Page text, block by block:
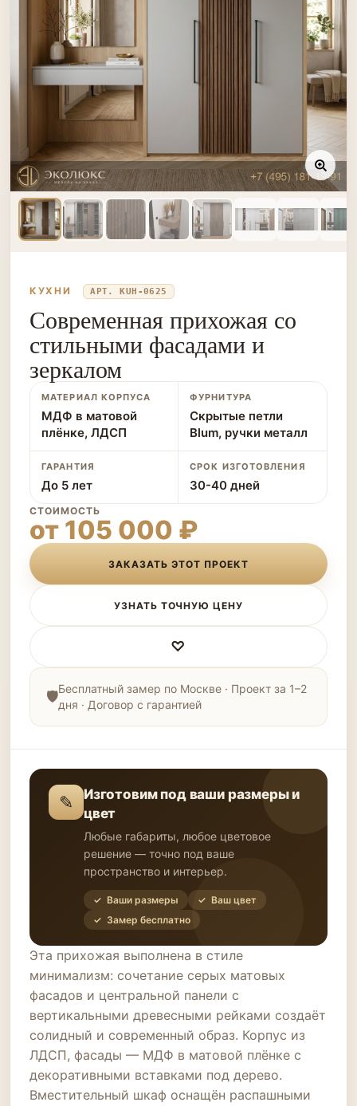
КУХНИ АРТ. KUH-0625
Современная прихожая со
стильными фасадами и
зеркалом
МАТЕРИАЛ КОРПУСА
МДФ в матовой
плёнке, ЛДСП
ФУРНИТУРА
Скрытые петли
Blum, ручки металл
ГАРАНТИЯ
До 5 лет
СРОК ИЗГОТОВЛЕНИЯ
30-40 дней
СТОИМОСТЬ
от 105 000 ₽
ЗАКАЗАТЬ ЭТОТ ПРОЕКТ
УЗНАТЬ ТОЧНУЮ ЦЕНУ
♡
Бесплатный замер по Москве · Проект за 1–2
дня · Договор с гарантией
✎
Изготовим под ваши размеры и
цвет
Любые габариты, любое цветовое
решение — точно под ваше
пространство и интерьер.
✓ Ваши размеры
✓ Ваш цвет
✓ Замер бесплатно
Эта прихожая выполнена в стиле
минимализм: сочетание серых матовых
фасадов и центральной панели с
вертикальными древесными рейками создаёт
солидный и современный образ. Корпус из
ЛДСП, фасады — МДФ в матовой плёнке с
декоративными вставками под дерево.
Вместительный шкаф оснащён распашными